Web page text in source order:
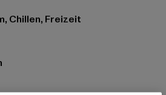
Chillen, Freizeit